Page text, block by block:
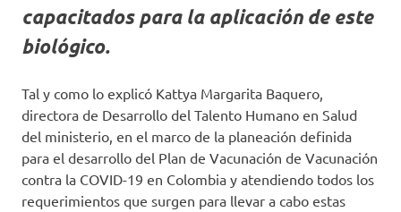
capacitados para la aplicación de este
biológico.
Tal y como lo explicó Kattya Margarita Baquero,
directora de Desarrollo del Talento Humano en Salud
del ministerio, en el marco de la planeación definida
para el desarrollo del Plan de Vacunación de Vacunación
contra la COVID-19 en Colombia y atendiendo todos los
requerimientos que surgen para llevar a cabo estas